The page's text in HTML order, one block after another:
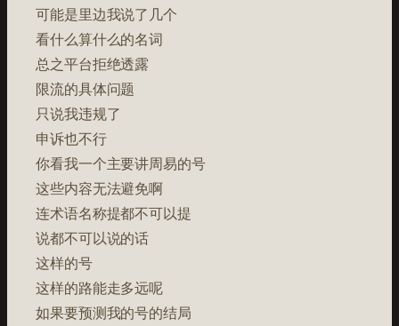
可能是里边我说了几个
看什么算什么的名词
总之平台拒绝透露
限流的具体问题
只说我违规了
申诉也不行
你看我一个主要讲周易的号
这些内容无法避免啊
连术语名称提都不可以提
说都不可以说的话
这样的号
这样的路能走多远呢
如果要预测我的号的结局